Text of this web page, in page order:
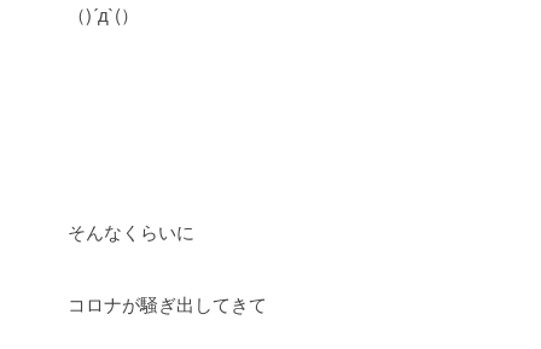
（)´д`(）
そんなくらいに
コロナが騒ぎ出してきて